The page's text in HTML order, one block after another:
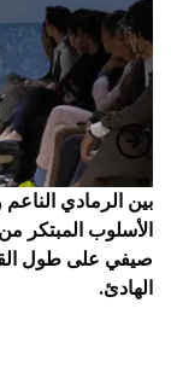
بين الرمادي الناعم
صيفي على طول
الهادئ.